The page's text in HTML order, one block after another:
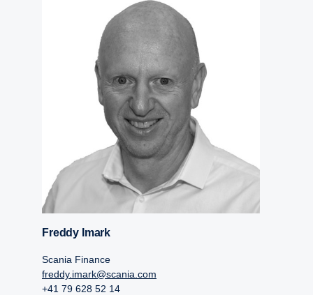
Freddy Imark
Scania Finance
freddy.imark@scania.com
+41 79 628 52 14